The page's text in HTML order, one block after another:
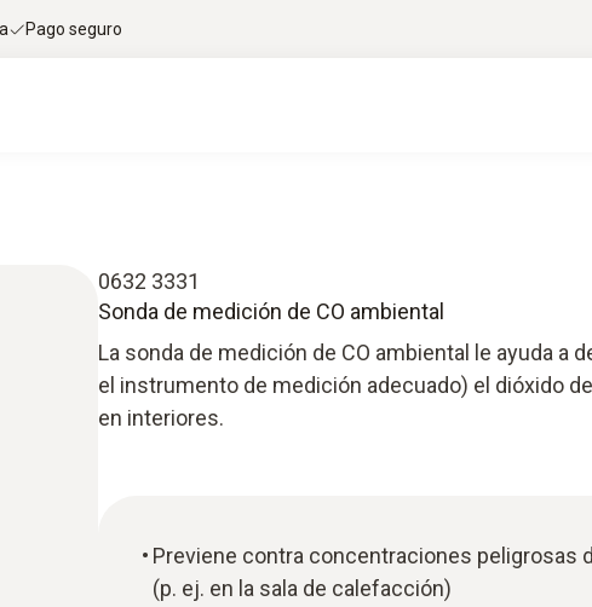
Pago seguro
0632 3331
Sonda de medición de CO ambiental
La sonda de medición de CO ambiental le ayuda a
el instrumento de medición adecuado) el dióxido
en interiores.
Previene contra concentraciones peligrosas
(p. ej. en la sala de calefacción)